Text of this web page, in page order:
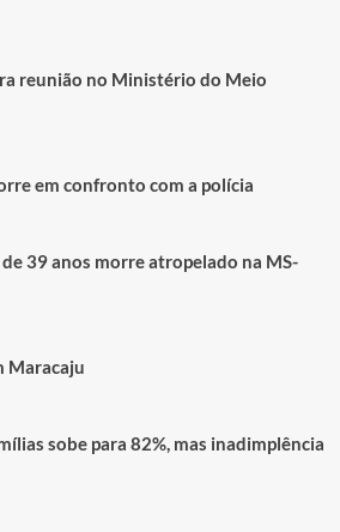
reunião no Ministério do Meio
em confronto com a polícia
39 anos morre atropelado na MS-
Maracaju
sobe para 82%, mas inadimplência